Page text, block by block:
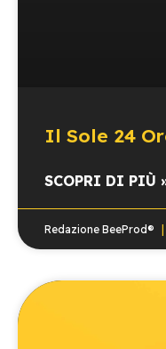
Il Sole 24
SCOPRI DI PIÙ
Redazione BeeProd®